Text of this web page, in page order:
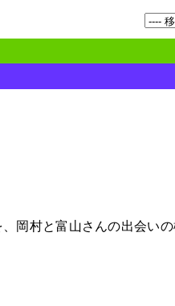
岡村と富山さんの出会い